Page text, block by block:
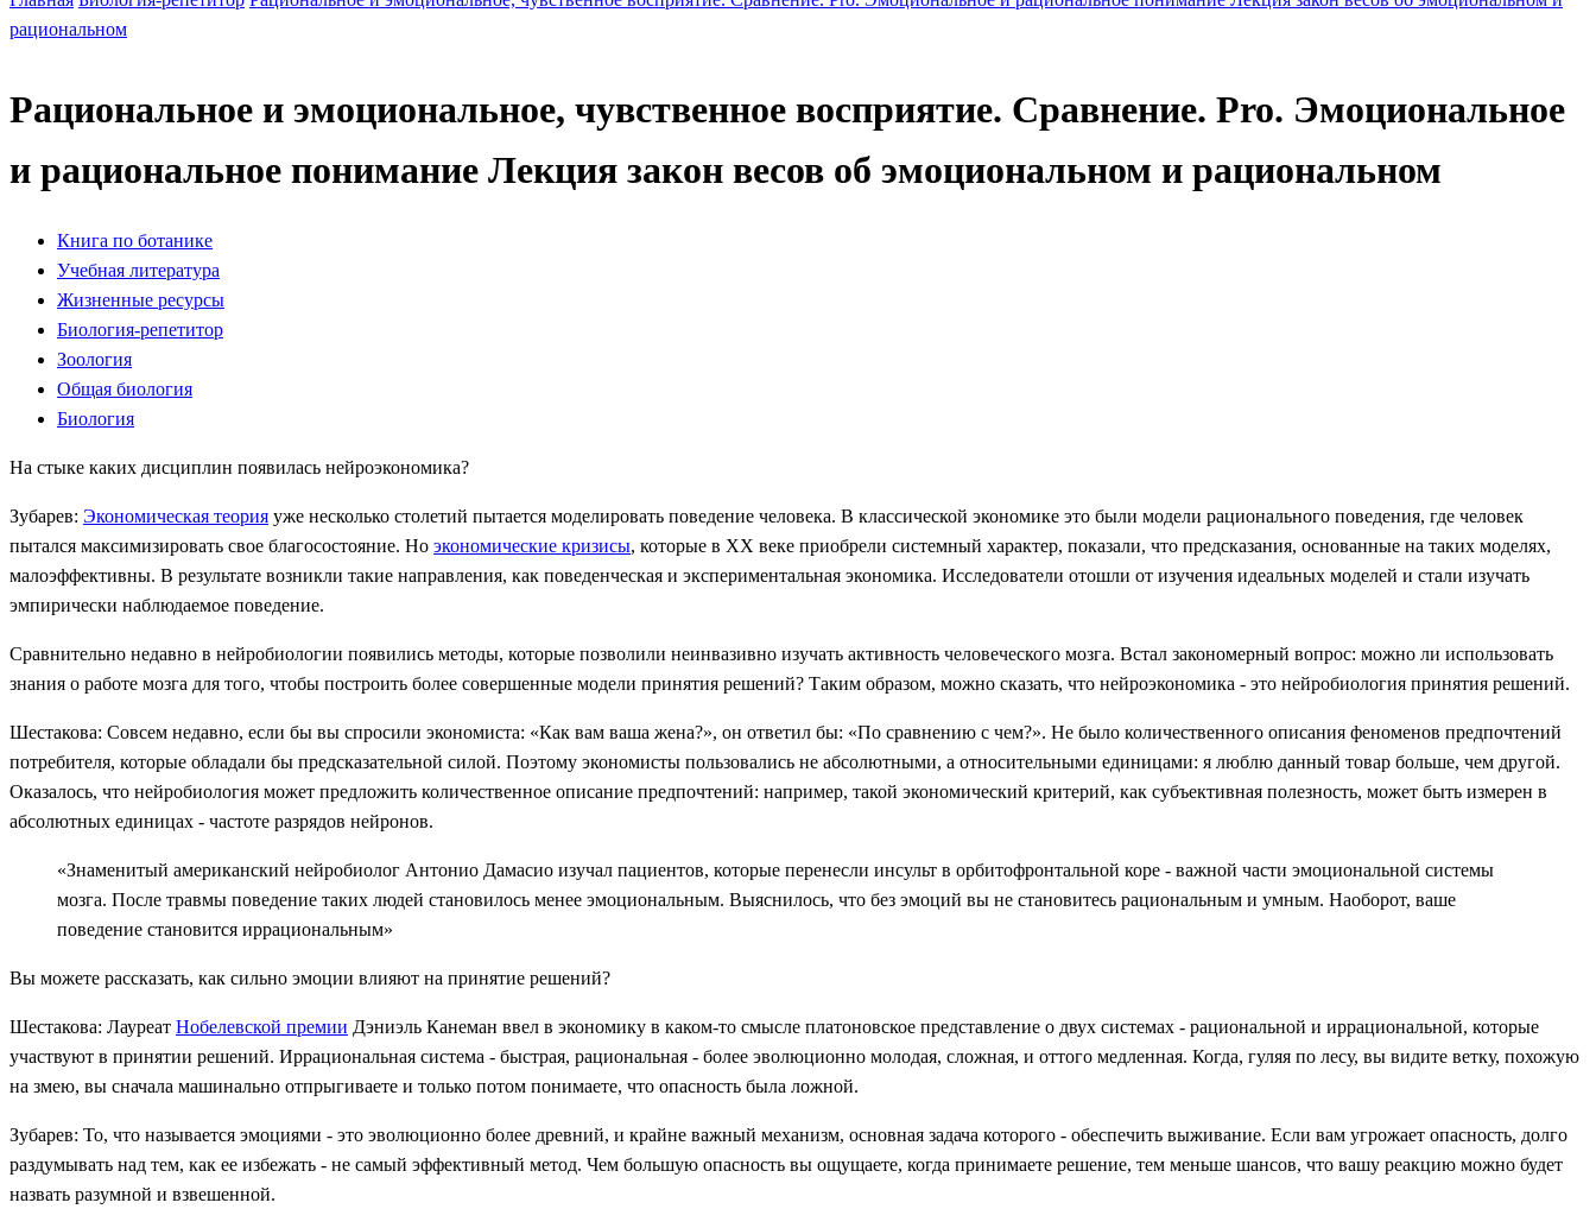
рациональном
Рациональное и эмоциональное, чувственное восприятие. Сравнение. Pro. Эмоциональное
и рациональное понимание Лекция закон весов об эмоциональном и рациональном
Книга по ботанике
Учебная литература
Жизненные ресурсы
Биология-репетитор
Зоология
Общая биология
Биология
На стыке каких дисциплин появилась нейроэкономика?
Зубарев: Экономическая теория уже несколько столетий пытается моделировать поведение человека. В классической экономике это были модели рационального поведения, где человек
пытался максимизировать свое благосостояние. Но экономические кризисы, которые в XX веке приобрели системный характер, показали, что предсказания, основанные на таких моделях,
малоэффективны. В результате возникли такие направления, как поведенческая и экспериментальная экономика. Исследователи отошли от изучения идеальных моделей и стали изучать
эмпирически наблюдаемое поведение.
Сравнительно недавно в нейробиологии появились методы, которые позволили неинвазивно изучать активность человеческого мозга. Встал закономерный вопрос: можно ли использовать
знания о работе мозга для того, чтобы построить более совершенные модели принятия решений? Таким образом, можно сказать, что нейроэкономика - это нейробиология принятия решений.
Шестакова: Совсем недавно, если бы вы спросили экономиста: «Как вам ваша жена?», он ответил бы: «По сравнению с чем?». Не было количественного описания феноменов предпочтений
потребителя, которые обладали бы предсказательной силой. Поэтому экономисты пользовались не абсолютными, а относительными единицами: я люблю данный товар больше, чем другой.
Оказалось, что нейробиология может предложить количественное описание предпочтений: например, такой экономический критерий, как субъективная полезность, может быть измерен в
абсолютных единицах - частоте разрядов нейронов.
«Знаменитый американский нейробиолог Антонио Дамасио изучал пациентов, которые перенесли инсульт в орбитофронтальной коре - важной части эмоциональной системы
мозга. После травмы поведение таких людей становилось менее эмоциональным. Выяснилось, что без эмоций вы не становитесь рациональным и умным. Наоборот, ваше
поведение становится иррациональным»
Вы можете рассказать, как сильно эмоции влияют на принятие решений?
Шестакова: Лауреат Нобелевской премии Дэниэль Канеман ввел в экономику в каком-то смысле платоновское представление о двух системах - рациональной и иррациональной, которые
участвуют в принятии решений. Иррациональная система - быстрая, рациональная - более эволюционно молодая, сложная, и оттого медленная. Когда, гуляя по лесу, вы видите ветку, похожую
на змею, вы сначала машинально отпрыгиваете и только потом понимаете, что опасность была ложной.
Зубарев: То, что называется эмоциями - это эволюционно более древний, и крайне важный механизм, основная задача которого - обеспечить выживание. Если вам угрожает опасность, долго
раздумывать над тем, как ее избежать - не самый эффективный метод. Чем большую опасность вы ощущаете, когда принимаете решение, тем меньше шансов, что вашу реакцию можно будет
назвать разумной и взвешенной.